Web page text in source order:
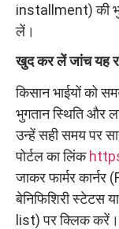
installment) की
लें।
खुद कर लें जांच यह
किसान भाईयों को
भुगतान स्थिति और
उन्हें सही समय पर
पोर्टल का लिंक
जाकर फार्मर
बेनिफिशिरी स्टेटस
list) पर क्लिक